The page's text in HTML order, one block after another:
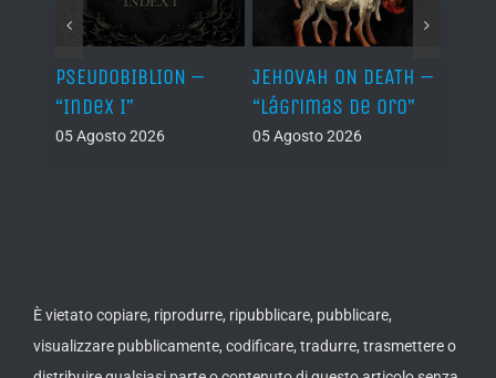
PSEUDOBIBLION –
“Index I”
05 Agosto 2026
JEHOVAH ON DEATH –
“Lágrimas de Oro”
05 Agosto 2026
È vietato copiare, riprodurre, ripubblicare, pubblicare,
visualizzare pubblicamente, codificare, tradurre, trasmettere o